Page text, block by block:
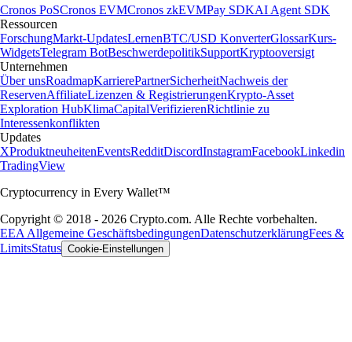
Cronos PoSCronos EVMCronos zkEVMPay SDKAI Agent SDK
Ressourcen
ForschungMarkt-UpdatesLernenBTC/USD KonverterGlossarKurs-
WidgetsTelegram BotBeschwerdepolitikSupportKryptooversigt
Unternehmen
Über unsRoadmapKarrierePartnerSicherheitNachweis der
ReservenAffiliateLizenzen & RegistrierungenKrypto-Asset
Exploration HubKlimaCapitalVerifizierenRichtlinie zu
Interessenkonflikten
Updates
XProduktneuheitenEventsRedditDiscordInstagramFacebookLinkedin
TradingView
Cryptocurrency in Every Wallet™
Copyright © 2018 - 2026 Crypto.com. Alle Rechte vorbehalten.
EEA Allgemeine GeschäftsbedingungenDatenschutzerklärungFees &
LimitsStatus Cookie-Einstellungen